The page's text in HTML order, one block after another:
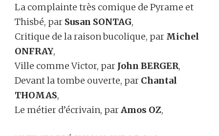
La complainte très comique de Pyrame et
Thisbé, par Susan SONTAG,
Critique de la raison bucolique, par Michel
ONFRAY,
Ville comme Victor, par John BERGER,
Devant la tombe ouverte, par Chantal
THOMAS,
Le métier d’écrivain, parAmos OZ,